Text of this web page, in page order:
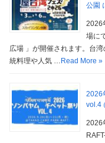
公園
2026
場に
広場 」が開催されます。台
統料理や人気 … Read More »
2026
vol.4
2026